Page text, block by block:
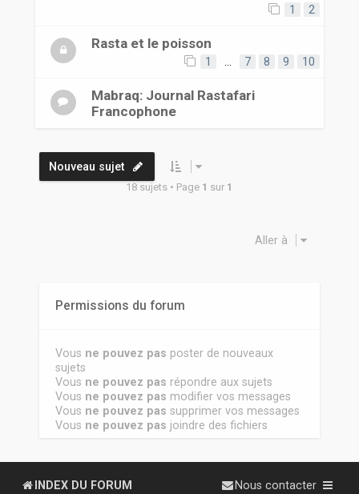
1 2
Rasta et le poisson
1 7 8 9 10
Mabraq: Journal Rastafari
Francophone
Nouveau sujet
18 sujets • Page 1 sur 1
Aller à
Permissions du forum
Vous ne pouvez pas poster de nouveaux
sujets
Vous ne pouvez pas répondre aux sujets
Vous ne pouvez pas modifier vos messages
Vous ne pouvez pas supprimer vos messages
Vous ne pouvez pas joindre des fichiers
INDEX DU FORUM Nous contacter